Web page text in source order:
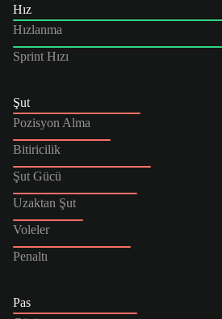
Hız
Hızlanma
Sprint Hızı
Şut
Pozisyon Alma
Bitiricilik
Şut Gücü
Uzaktan Şut
Voleler
Penaltı
Pas